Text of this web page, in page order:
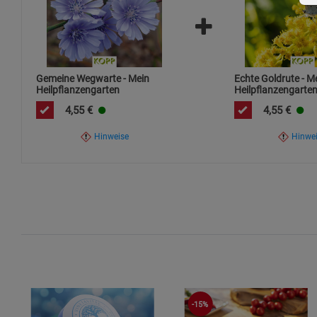
Gemeine Wegwarte - Mein
Heilpflanzengarten
4,55 €
Hinweise
Echte Goldrute -
Heilpflanzengarten
4,55 €
-15%